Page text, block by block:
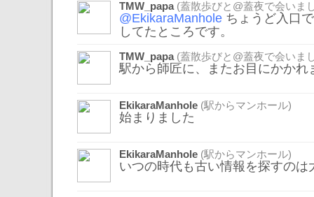
TMW_papa(蓋散歩びと@蓋夜で会いま
@EkikaraManhole ちょうど入口
してたところです。
TMW_papa(蓋散歩びと@蓋夜で会いま
駅から師匠に、またお目にかかれ
EkikaraManhole (駅からマンホール)
始まりました
EkikaraManhole (駅からマンホール)
いつの時代も古い情報を探すの